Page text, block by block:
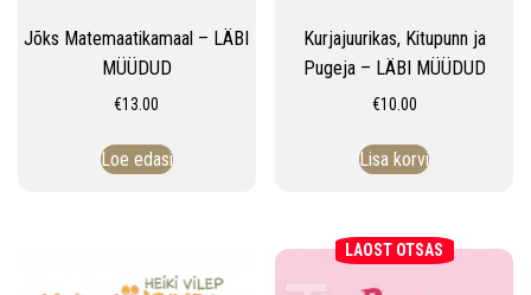
Jõks Matemaatikamaal – LÄBI
MÜÜDUD
€13.00
Loe edasi
Kurjajuurikas, Kitupunn ja
Pugeja – LÄBI MÜÜDUD
€10.00
Lisa korvi
LAOST OTSAS